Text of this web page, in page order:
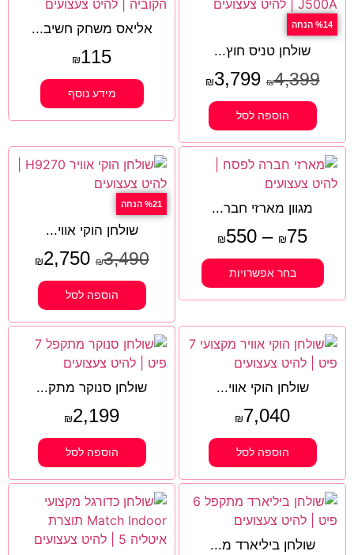
%14 הנחה
שולחן טניס חוץ...
₪4,399
₪3,799
הוספה לסל
אליאס משחק חשיב...
₪115
מידע נוסף
מגוון מארזי חבר...
₪75
–
₪550
בחר אפשרויות
%21 הנחה
שולחן הוקי אווי...
₪3,490
₪2,750
הוספה לסל
שולחן הוקי אווי...
₪7,040
הוספה לסל
שולחן סנוקר מתק...
₪2,199
הוספה לסל
שולחן ביליארד מ...